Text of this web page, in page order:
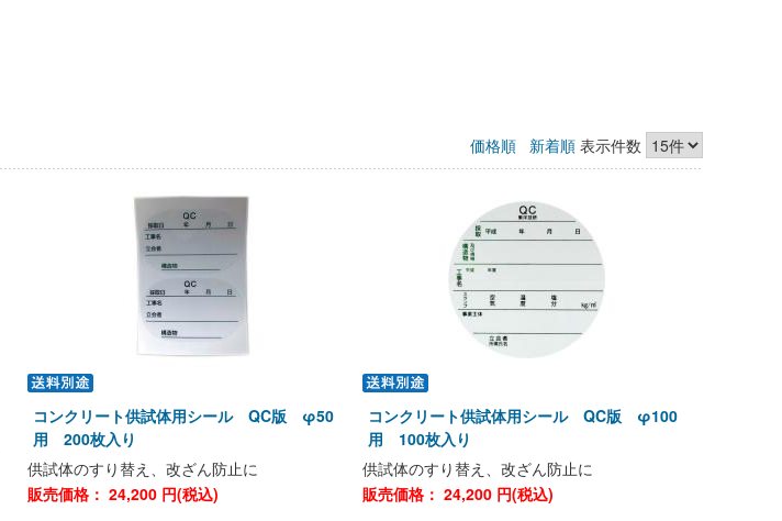
価格順 新着順 表示件数
コンクリート供試体用シール QC版 φ50
用 200枚入り
供試体のすり替え、改ざん防止に
販売価格： 24,200 円(税込)
コンクリート供試体用シール QC版 φ100
用 100枚入り
供試体のすり替え、改ざん防止に
販売価格： 24,200 円(税込)